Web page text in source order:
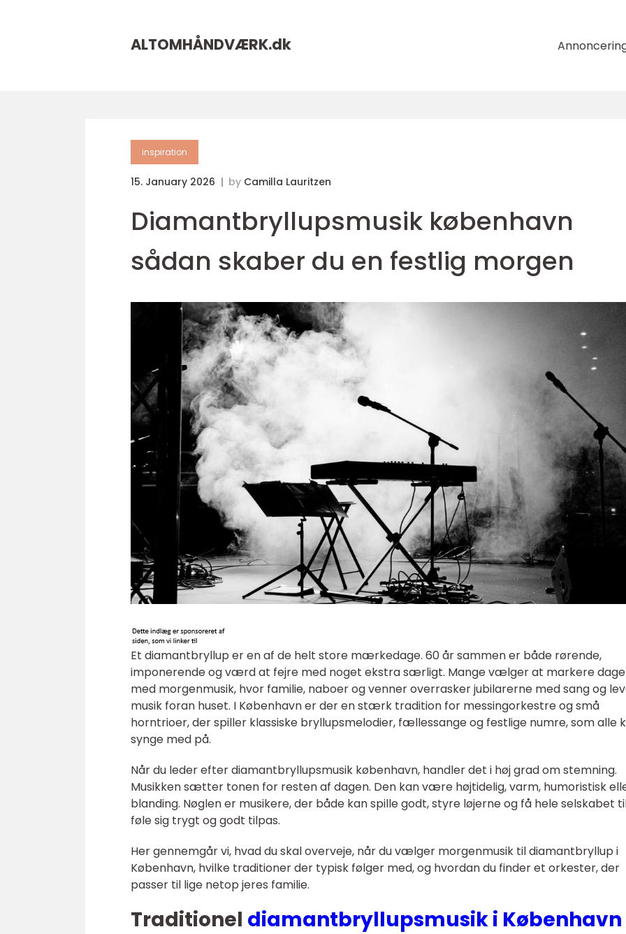
ALTOMHÅNDVÆRK.dk
inspiration
15. January 2026 by Camilla Lauritzen
Diamantbryllupsmusik københavn
sådan skaber du en festlig morgen
Et diamantbryllup er en af de helt store mærkedage. 60 år sammen er både rørende,
imponerende og værd at fejre med noget ekstra særligt. Mange vælger at markere
med morgenmusik, hvor familie, naboer og venner overrasker jubilarerne med sang og
musik foran huset. I København er der en stærk tradition for messingorkestre og små
horntrioer, der spiller klassiske bryllupsmelodier, fællessange og festlige numre, som alle
synge med på.
Når du leder efter diamantbryllupsmusik københavn, handler det i høj grad om stemning.
Musikken sætter tonen for resten af dagen. Den kan være højtidelig, varm, humoristisk
blanding. Nøglen er musikere, der både kan spille godt, styre løjerne og få hele selskabet
føle sig trygt og godt tilpas.
Her gennemgår vi, hvad du skal overveje, når du vælger morgenmusik til diamantbryllup i
København, hvilke traditioner der typisk følger med, og hvordan du finder et orkester, der
passer til lige netop jeres familie.
Traditionel diamantbryllupsmusik i København